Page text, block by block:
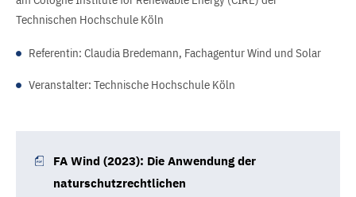
Technischen Hochschule Köln
Referentin: Claudia Bredemann, Fachagentur Wind und Solar
Veranstalter: Technische Hochschule Köln
FA Wind (2023): Die Anwendung der
naturschutzrechtlichen